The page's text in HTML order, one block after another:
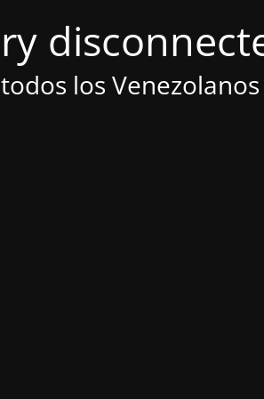
los Venezolanos